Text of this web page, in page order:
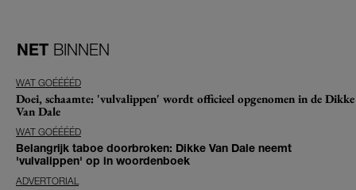
NET BINNEN
WAT GOÉÉÉÉD
Doei, schaamte: 'vulvalippen' wordt officieel opgenomen in de Dikke
Van Dale
WAT GOÉÉÉÉD
Belangrijk taboe doorbroken: Dikke Van Dale neemt
'vulvalippen' op in woordenboek
ADVERTORIAL